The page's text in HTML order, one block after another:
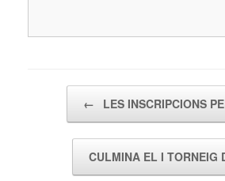
← LES INSCRIPCIONS
CULMINA EL I TORNEIG